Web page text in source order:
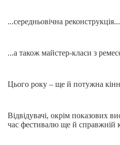
...середньовічна реконструкція...
...а також майстер-класи з
Цього року – ще й потужна
Відвідувачі, окрім показових
час фестивалю ще й справжній